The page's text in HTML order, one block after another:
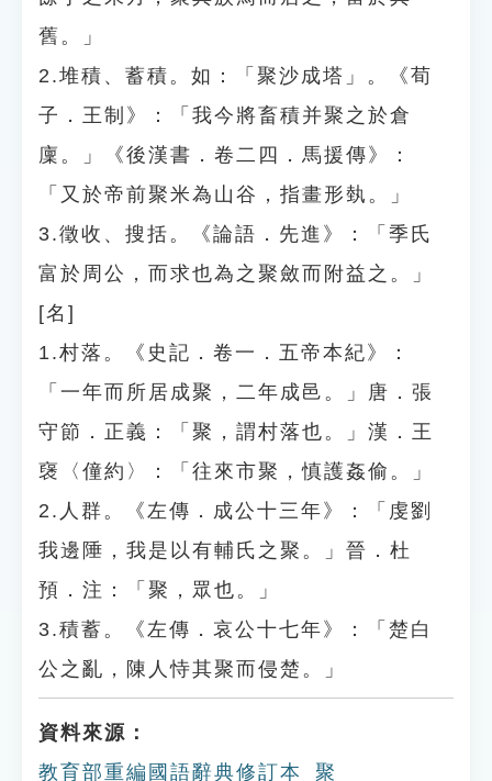
舊。」
2.堆積、蓄積。如：「聚沙成塔」。《荀
子．王制》：「我今將畜積并聚之於倉
廩。」《後漢書．卷二四．馬援傳》：
「又於帝前聚米為山谷，指畫形埶。」
3.徵收、搜括。《論語．先進》：「季氏
富於周公，而求也為之聚斂而附益之。」
[名]
1.村落。《史記．卷一．五帝本紀》：
「一年而所居成聚，二年成邑。」唐．張
守節．正義：「聚，謂村落也。」漢．王
襃〈僮約〉：「往來市聚，慎護姦偷。」
2.人群。《左傳．成公十三年》：「虔劉
我邊陲，我是以有輔氏之聚。」晉．杜
預．注：「聚，眾也。」
3.積蓄。《左傳．哀公十七年》：「楚白
公之亂，陳人恃其聚而侵楚。」
資料來源：
教育部重編國語辭典修訂本_聚